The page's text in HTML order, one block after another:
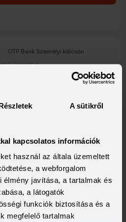
A sütikről
kapcsolatos információk
használ az általa üzemeltett
a webforgalom
élmény javítása, a tartalmak és
a látogatók
funkciók biztosítása és a
megfelelő tartalmak
OTP Bank Személyi kölcsön
KAMAT
21 év
szeretnék
OTP Otthon Személyi Kölcsön